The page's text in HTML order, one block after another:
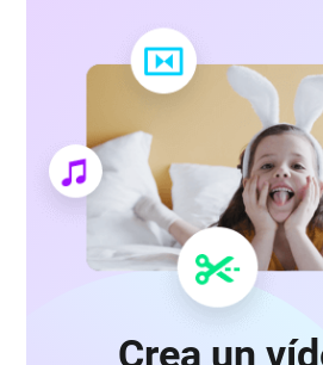
Crea un